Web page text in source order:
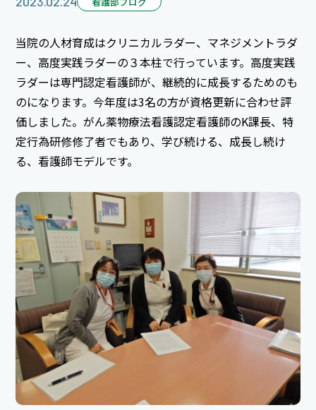
当院の人材育成はクリニカルラダー、マネジメントラダ
ー、高度実践ラダーの３本柱で行っています。高度実践
ラダーは専門認定看護師が、継続的に成長するためのも
のになります。今年度は3名の方が資格更新に合わせ評
価しました。がん薬物療法看護認定看護師のK課長、特
定行為研修修了者でもあり、学び続ける、成長し続け
る、看護師モデルです。